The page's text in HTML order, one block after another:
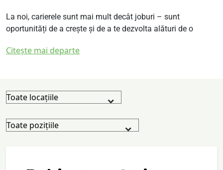
La noi, carierele sunt mai mult decât joburi – sunt
oportunități de a crește și de a te dezvolta alături de o
motivați care doresc să facă diferența în domeniul lor de
Ce îți oferim:
oportunități de avansare pentru a-ți atinge potențialul
Citește mai departe